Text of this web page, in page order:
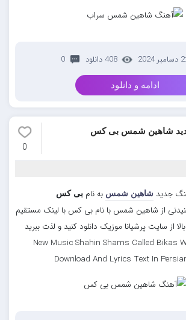
2024 408 دانلود 0
ادامه و دانلود
جدید شاهین شمس بی کس
0
جدیدشاهین شمس به نامبی کس
از شاهین شمس با نام بی کس با لینک مستقیم
از سایت پرشیانا موزیک دانلود کنید و لذت ببرید
New Music Shahin Shams Called Bikas
Download And Lyrics Text In